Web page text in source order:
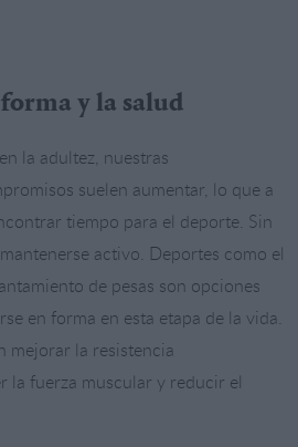
y la salud
la adultez, nuestras
suelen aumentar, lo que a
tiempo para el deporte. Sin
activo. Deportes como el
de pesas son opciones
en forma en esta etapa de la vida.
mejorar la resistencia
la fuerza muscular y reducir el